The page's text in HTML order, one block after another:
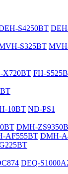
S4250BT
S325BT
X720BT FH-
10BT ND-PS1
DMH-
AF555BT DMH-
DEQ-